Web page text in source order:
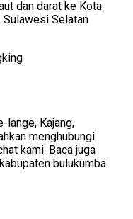
dan darat ke Kota
Sulawesi Selatan
lange, Kajang,
menghubungi
kami. Baca juga
bulukumba